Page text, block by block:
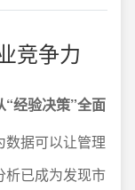
竞争力
经验决策”全面
数据可以让管理
析已成为发现市